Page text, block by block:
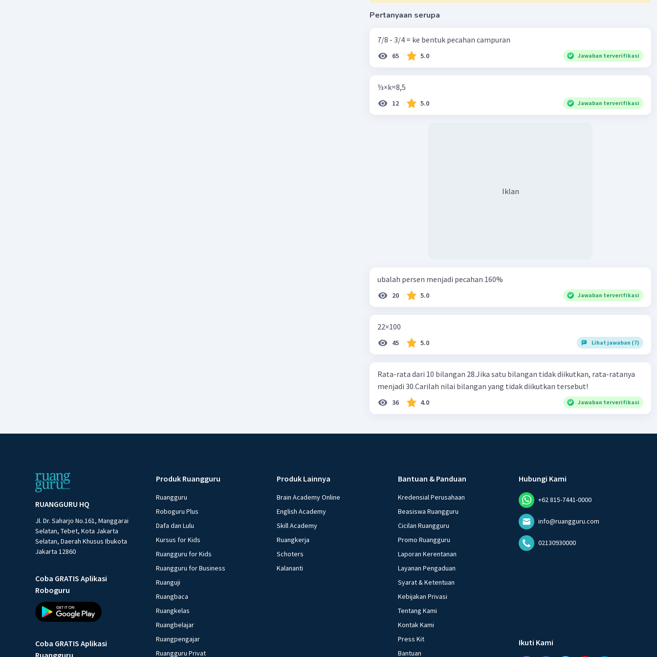
Pertanyaan serupa
7/8 - 3/4 = ke bentuk pecahan campuran
65 5.0 Jawaban terverifikasi
⅓×k=8,5
12 5.0 Jawaban terverifikasi
Iklan
ubalah persen menjadi pecahan 160%
20 5.0 Jawaban terverifikasi
22×100
45 5.0 Lihat jawaban (7)
Rata-rata dari 10 bilangan 28.Jika satu bilangan tidak diikutkan, rata-ratanya
menjadi 30.Carilah nilai bilangan yang tidak diikutkan tersebut!
36 4.0 Jawaban terverifikasi
RUANGGURU HQ
Jl. Dr. Saharjo No.161, Manggarai
Selatan, Tebet, Kota Jakarta
Selatan, Daerah Khusus Ibukota
Jakarta 12860
Coba GRATIS Aplikasi
Roboguru
Coba GRATIS Aplikasi
Produk Ruangguru
Ruangguru
Roboguru Plus
Dafa dan Lulu
Kursus for Kids
Ruangguru for Kids
Ruangguru for Business
Ruanguji
Ruangbaca
Ruangkelas
Ruangbelajar
Ruangpengajar
Ruangguru Privat
Produk Lainnya
Brain Academy Online
English Academy
Skill Academy
Ruangkerja
Schoters
Kalananti
Bantuan & Panduan
Kredensial Perusahaan
Beasiswa Ruangguru
Cicilan Ruangguru
Promo Ruangguru
Laporan Kerentanan
Layanan Pengaduan
Syarat & Ketentuan
Kebijakan Privasi
Tentang Kami
Kontak Kami
Press Kit
Bantuan
Hubungi Kami
+62 815-7441-0000
info@ruangguru.com
02130930000
Ikuti Kami